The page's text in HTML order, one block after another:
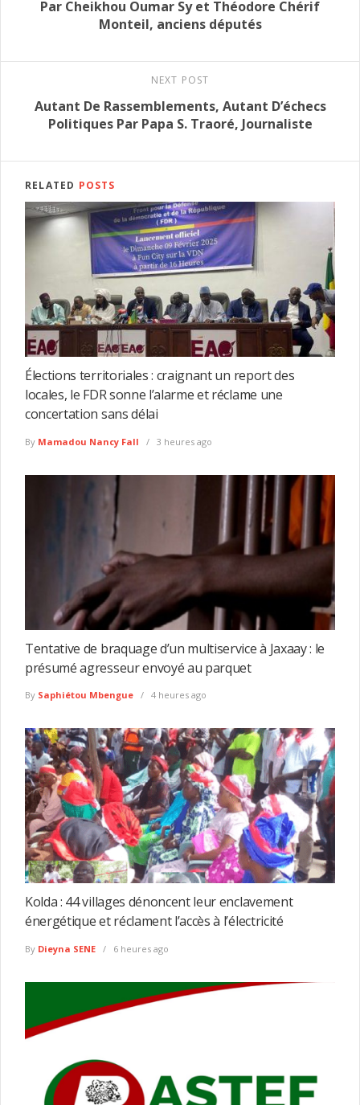
Par Cheikhou Oumar Sy et Théodore Chérif
Monteil, anciens députés
NEXT POST
Autant De Rassemblements, Autant D’échecs
Politiques Par Papa S. Traoré, Journaliste
RELATED POSTS
Élections territoriales : craignant un report des
locales, le FDR sonne l’alarme et réclame une
concertation sans délai
By Mamadou Nancy Fall 3 heures ago
Tentative de braquage d’un multiservice à Jaxaay : le
présumé agresseur envoyé au parquet
By Saphiétou Mbengue 4 heures ago
Kolda : 44 villages dénoncent leur enclavement
énergétique et réclament l’accès à l’électricité
By Dieyna SENE 6 heures ago